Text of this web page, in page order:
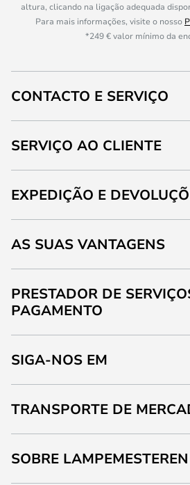
altura, clicando na ligação adequada
Para mais informações, visite o nosso
*249 € valor mínimo da
CONTACTO E SERVIÇO
SERVIÇO AO CLIENTE
EXPEDIÇÃO E
AS SUAS VANTAGENS
PRESTADOR DE
PAGAMENTO
SIGA-NOS EM
TRANSPORTE DE
SOBRE LAMPEMESTEREN